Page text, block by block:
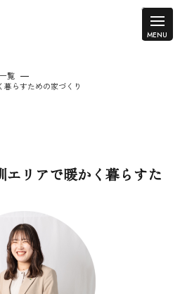
覧
らすための家づくり
エリアで暖かく暮らすた